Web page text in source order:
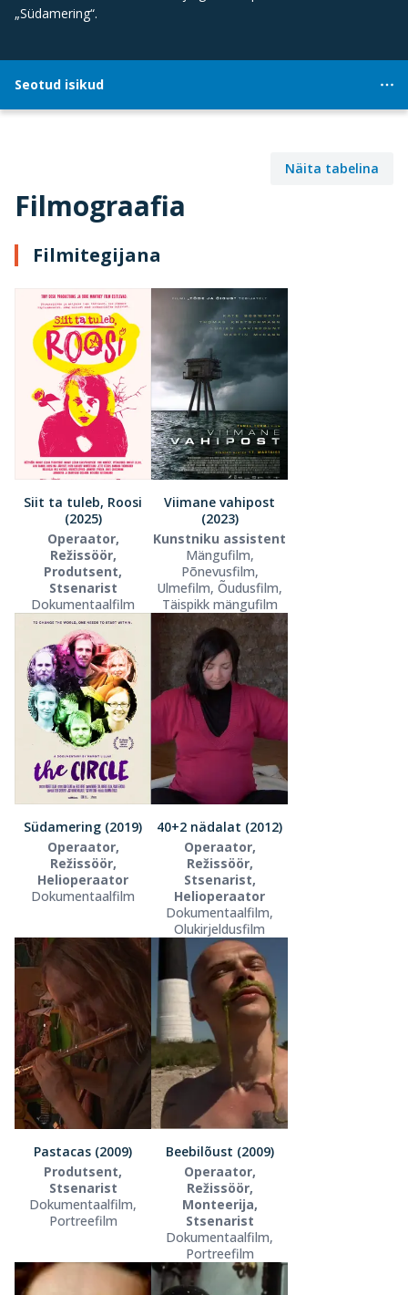
„Südamering“.
Seotud isikud
Filmograafia
Näita tabelina
Filmitegijana
Siit ta tuleb, Roosi
(2025)
Operaator,
Režissöör,
Produtsent,
Stsenarist
Dokumentaalfilm
Viimane vahipost
(2023)
Kunstniku assistent
Mängufilm,
Põnevusfilm,
Ulmefilm, Õudusfilm,
Täispikk mängufilm
Südamering (2019)
Operaator,
Režissöör,
Helioperaator
Dokumentaalfilm
40+2 nädalat (2012)
Operaator,
Režissöör,
Stsenarist,
Helioperaator
Dokumentaalfilm,
Olukirjeldusfilm
Pastacas (2009)
Produtsent,
Stsenarist
Dokumentaalfilm,
Portreefilm
Beebilõust (2009)
Operaator,
Režissöör,
Monteerija,
Stsenarist
Dokumentaalfilm,
Portreefilm